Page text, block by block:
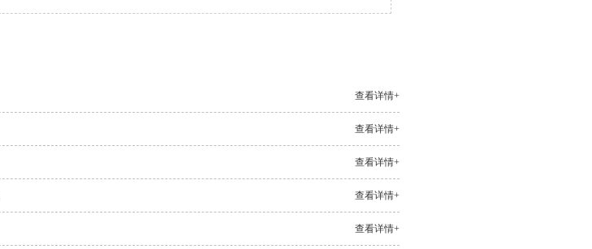
查看详情+
查看详情+
查看详情+
查看详情+
查看详情+